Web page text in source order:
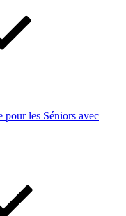
pour les Séniors avec